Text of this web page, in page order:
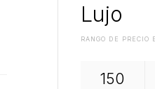
Lujo
RANGO DE PRECIO
150